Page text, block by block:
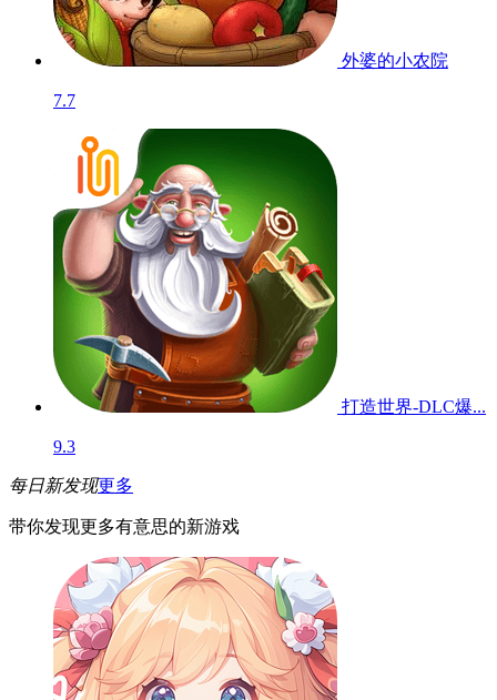
外婆的小农院
7.7
打造世界-DLC爆...
9.3
每日新发现更多
带你发现更多有意思的新游戏